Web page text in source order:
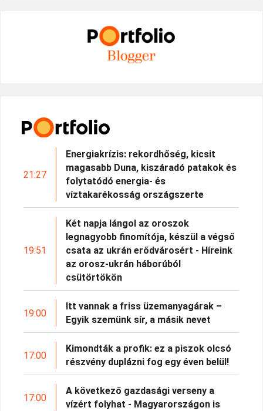
21:27
Energiakrízis: rekordhőség, kicsit
magasabb Duna, kiszáradó patakok és
folytatódó energia- és
víztakarékosság országszerte
19:51
Két napja lángol az oroszok
legnagyobb finomítója, készül a végső
csata az ukrán erődvárosért - Híreink
az orosz-ukrán háborúból
csütörtökön
19:00
Itt vannak a friss üzemanyagárak –
Egyik szemünk sír, a másik nevet
17:00
Kimondták a profik: ez a piszok olcsó
részvény duplázni fog egy éven belül!
17:00
A következő gazdasági verseny a
vízért folyhat - Magyarországon is